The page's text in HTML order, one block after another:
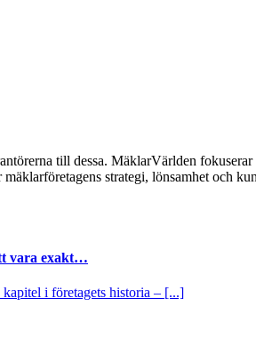
till dessa. MäklarVärlden
strategi, lönsamhet och
vara exakt…
i företagets historia – [...]